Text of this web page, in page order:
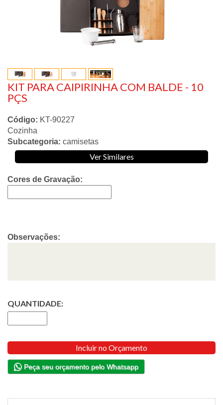
KIT PARA CAIPIRINHA COM BALDE - 10
PÇS
Código: KT-90227
Cozinha
Subcategoria: camisetas
Ver Similares
Cores de Gravação:
Observações:
QUANTIDADE:
Incluir no Orçamento
Peça seu orçamento pelo Whatsapp